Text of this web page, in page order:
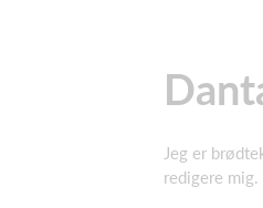
Jeg er
redigere